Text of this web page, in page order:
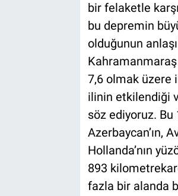
bir felaketle
bu depremin
olduğunun
7,6 olmak üzere
ilinin etkilendiği
söz ediyoruz. Bu
Azerbaycan’ın,
Hollanda’nın
893
fazla bir alanda